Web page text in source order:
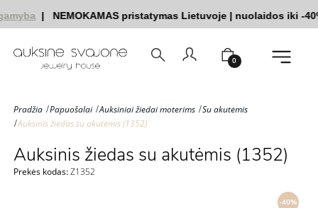
| NEMOKAMAS pristatymas Lietuvoje| nuolaidos iki -
0
Pradžia Papuošalai Auksiniai žiedai moterims
Su akutėmis
Auksinis žiedas su akutėmis (1352)
Auksinis žiedas su akutėmis (1352)
Prekės kodas:Z1352
-40%